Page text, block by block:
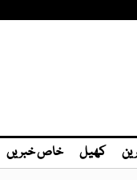
کھیل خاص خبریں